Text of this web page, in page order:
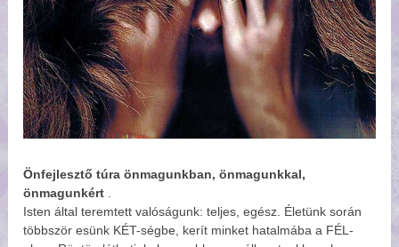
Önfejlesztő túra önmagunkban, önmagunkkal,
önmagunkért
Isten által teremtett valóságunk: teljes, egész. Életünk során
többször esünk KÉT-ségbe, kerít minket hatalmába a FÉL-